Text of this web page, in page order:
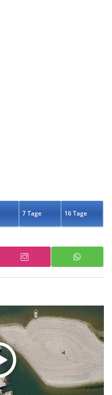
7 Tage 16 Tage